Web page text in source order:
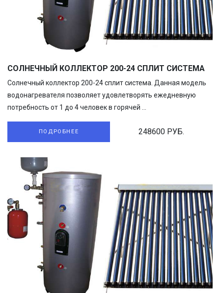
СОЛНЕЧНЫЙ КОЛЛЕКТОР 200-24 СПЛИТ СИСТЕМА
Солнечный коллектор 200-24 сплит система. Данная модель
водонагревателя позволяет удовлетворять ежедневную
потребность от 1 до 4 человек в горячей ...
ПОДРОБНЕЕ 248600 РУБ.